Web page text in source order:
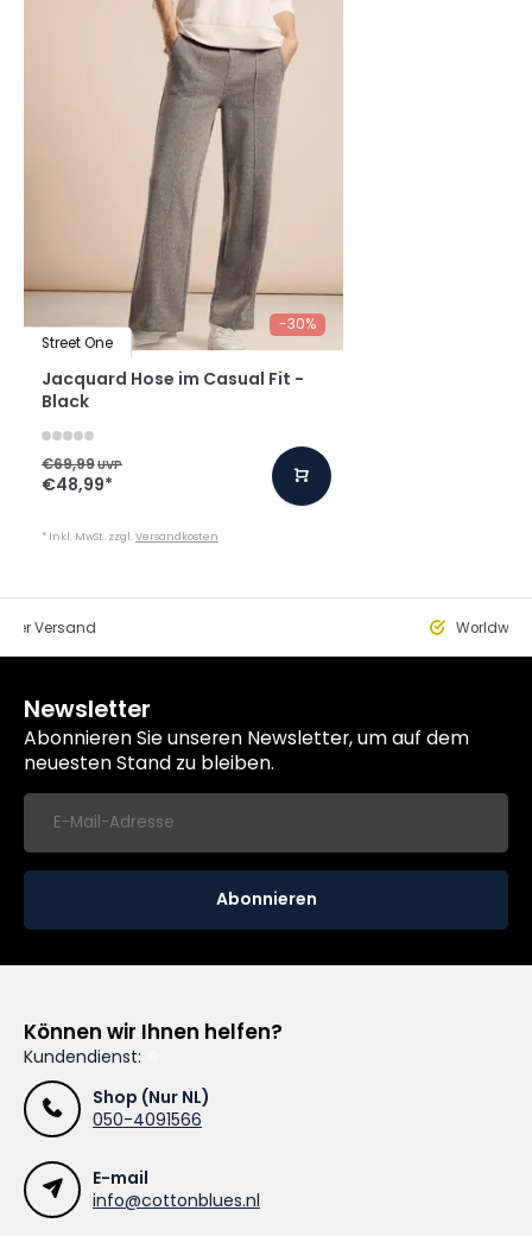
-30%
Street One
Jacquard Hose im Casual Fit -
Black
€69,99UVP
€48,99*
* Inkl. MwSt. zzgl.Versandkosten
Versand
Newsletter
Abonnieren Sie unseren Newsletter, um auf dem
neuesten Stand zu bleiben.
Abonnieren
Können wir Ihnen helfen?
Kundendienst:
Shop (Nur NL)
050-4091566
E-mail
info@cottonblues.nl